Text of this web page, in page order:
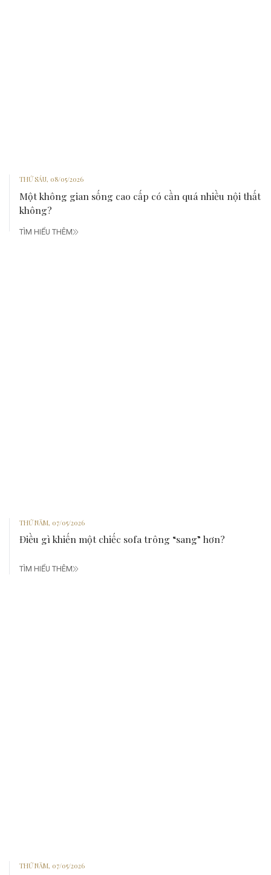
THỨ SÁU, 08/05/2026
Một không gian sống cao cấp có cần quá nhiều nội thất
không?
TÌM HIỂU THÊM
THỨ NĂM, 07/05/2026
Điều gì khiến một chiếc sofa trông “sang” hơn?
TÌM HIỂU THÊM
THỨ NĂM, 07/05/2026